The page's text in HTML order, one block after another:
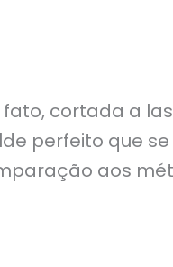
cortada a
perfeito que
aos